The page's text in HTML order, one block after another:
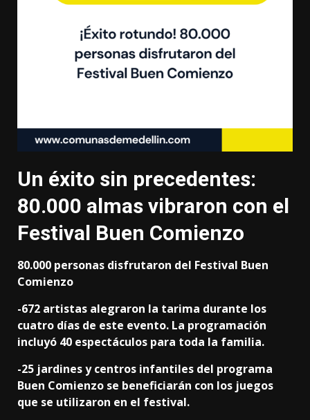
Un éxito sin precedentes:
80.000 almas vibraron con el
Festival Buen Comienzo
80.000 personas disfrutaron del Festival Buen
Comienzo
-672 artistas alegraron la tarima durante los
cuatro días de este evento. La programación
incluyó 40 espectáculos para toda la familia.
-25 jardines y centros infantiles del programa
Buen Comienzo se beneficiarán con los juegos
que se utilizaron en el festival.